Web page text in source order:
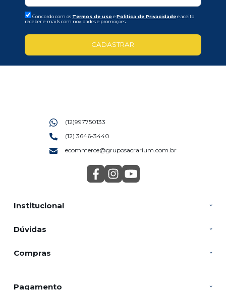
Concordo com os Termos de uso ePolitica de Privacidadee aceito
receber e-mails com novidades e promoções.
CADASTRAR
Institucional
Dúvidas
Compras
(12)997750133
(12) 3646-3440
ecommerce@gruposacrarium.com.br
Pagamento